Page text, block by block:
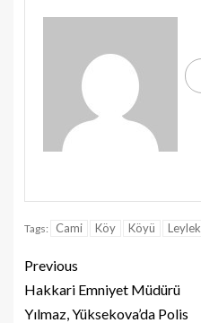
Tags: Cami Köy Köyü Leylek
Previous
Hakkari Emniyet Müdürü
Yılmaz, Yüksekova’da Polis